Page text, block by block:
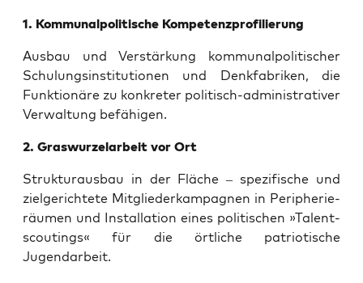
1. Kom­mu­nal­po­li­ti­sche Kompetenzprofilierung
Aus­bau und Ver­stär­kung kom­mu­nal­po­li­ti­scher
Schu­lungs­in­sti­tu­tio­nen und Denk­fa­bri­ken, die
Funk­tio­nä­re zu kon­kre­ter poli­tisch-admi­nis­tra­ti­ver
Ver­wal­tung befähigen.
2. Gras­wur­zel­ar­beit vor Ort
Struk­tur­aus­bau in der Flä­che – spe­zi­fi­sche und
ziel­ge­rich­te­te Mit­glie­der­kam­pa­gnen in Peri­phe­rie­
räu­men und Instal­la­ti­on eines poli­ti­schen »Talent­
scou­tings« für die ört­li­che patrio­ti­sche
Jugendarbeit.